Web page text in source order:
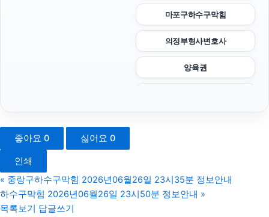
마포구하수구막힘
의정부형사변호사
양육권
수원이혼전문변호사
좋아요 0 싫어요 0
인쇄
« 중랑구하수구막힘 2026년06월26일 23시35분 정보안내
하수구막힘 2026년06월26일 23시50분 정보안내 »
목록보기 답글쓰기